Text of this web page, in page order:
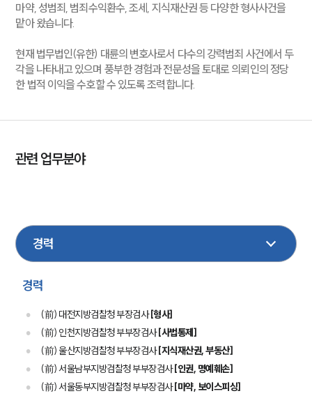
마약, 성범죄, 범죄수익환수, 조세, 지식재산권 등 다양한 형사사건을
맡아 왔습니다.
현재 법무법인(유한) 대륜의 변호사로서 다수의 강력범죄 사건에서 두
각을 나타내고 있으며 풍부한 경험과 전문성을 토대로 의뢰인의 정당
한 법적 이익을 수호할 수 있도록 조력합니다.
관련 업무분야
경력
(前) 대전지방검찰청 부장검사[형사]
(前) 인천지방검찰청 부부장검사[사법통제]
(前) 울산지방검찰청 부부장검사[지식재산권, 부동산]
(前) 서울남부지방검찰청 부부장검사[인권, 명예훼손]
(前) 서울동부지방검찰청 부부장검사[마약, 보이스피싱]